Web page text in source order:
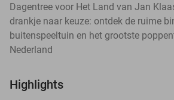
Dagentree voor Het Land van Jan
drankje naar keuze: ontdek de ruime
buitenspeeltuin en het grootste
Nederland
Highlights